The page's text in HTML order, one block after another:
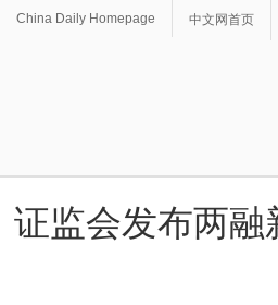
China Daily Homepage 中文网首页
证监会发布两融